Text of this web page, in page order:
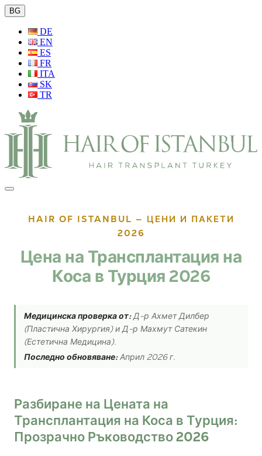
BG
DE
EN
ES
FR
ITA
SK
TR
HAIR OF ISTANBUL — ЦЕНИ И ПАКЕТИ
2026
Цена на Трансплантация на
Коса в Турция 2026
Медицинска проверка от:Д-р Ахмет Дилбер
(Пластична Хирургия) и Д-р Махмут Сатекин
(Естетична Медицина).
Последно обновяване:Април 2026 г.
Разбиране на Цената на
Трансплантация на Коса в Турция:
Прозрачно Ръководство 2026